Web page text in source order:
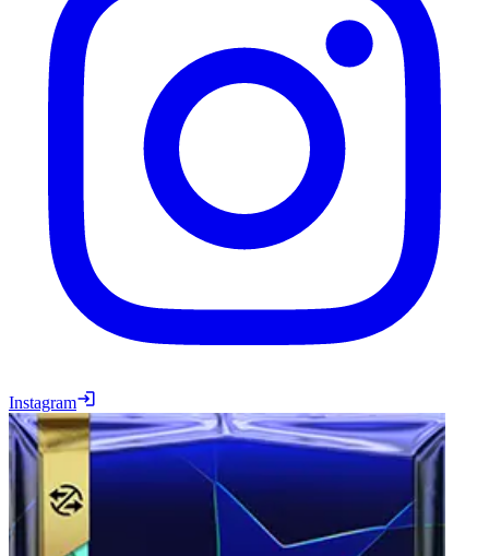
Instagram